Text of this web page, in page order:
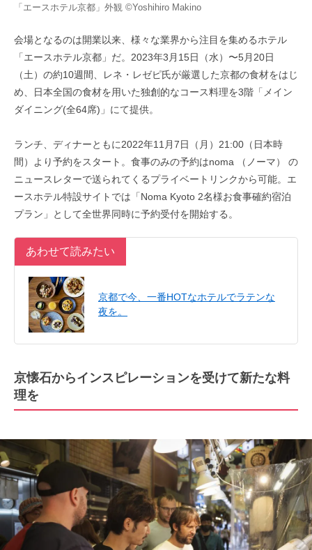
「エースホテル京都」外観 ©Yoshihiro Makino
会場となるのは開業以来、様々な業界から注目を集めるホテル
「エースホテル京都」だ。2023年3月15日（水）〜5月20日
（土）の約10週間、レネ・レゼピ氏が厳選した京都の食材をはじ
め、日本全国の食材を用いた独創的なコース料理を3階「メイン
ダイニング(全64席)」にて提供。
ランチ、ディナーともに2022年11月7日（月）21:00（日本時
間）より予約をスタート。食事のみの予約はnoma （ノーマ） の
ニュースレターで送られてくるプライベートリンクから可能。エ
ースホテル特設サイトでは「Noma Kyoto 2名様お食事確約宿泊
プラン」として全世界同時に予約受付を開始する。
あわせて読みたい
京都で今、一番HOTなホテルでラテンな
夜を。
京懐石からインスピレーションを受けて新たな料
理を